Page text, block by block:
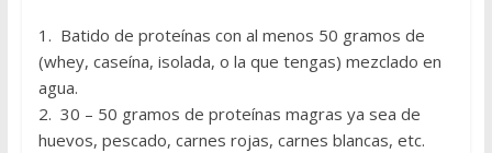
1. Batido de proteínas con al menos 50 gramos de
(whey, caseína, isolada, o la que tengas) mezclado en
agua.
2. 30 – 50 gramos de proteínas magras ya sea de
huevos, pescado, carnes rojas, carnes blancas, etc.